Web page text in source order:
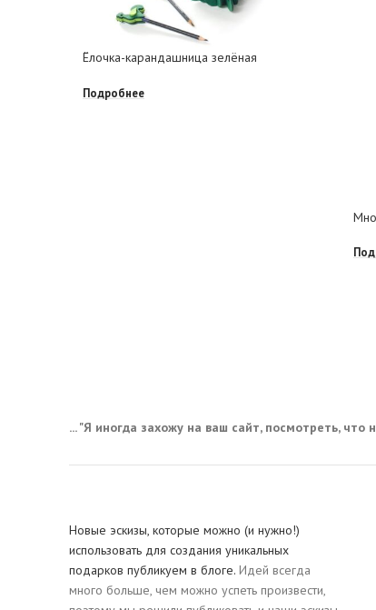
Ёлочка-карандашница зелёная
Подробнее
... "Я иногда захожу на ваш сайт, посмотреть, что
Новые эскизы, которые можно (и нужно!)
использовать для создания уникальных
подарков публикуем в блоге. Идей всегда
много больше, чем можно успеть произвести,